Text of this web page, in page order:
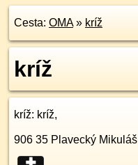
Cesta: OMA» kríž
kríž
kríž: kríž,
906 35 Plavecký Mikuláš